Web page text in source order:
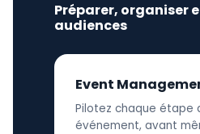
Préparer, organiser
audiences
Event
Pilotez chaque étape
événement, avant